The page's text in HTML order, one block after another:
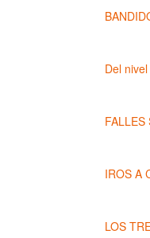
Del
IROS A
LOS